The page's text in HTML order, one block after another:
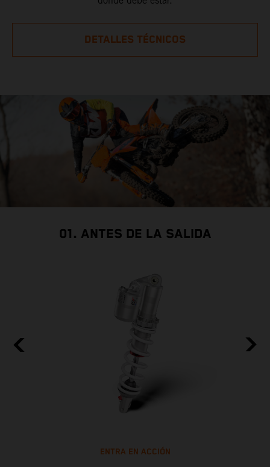
DETALLES TÉCNICOS
01. ANTES DE LA SALIDA
ENTRA EN ACCIÓN